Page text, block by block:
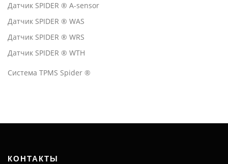
Датчик SPIDER ® A-sensor
Датчик SPIDER ® WAS
Датчик SPIDER ® WRS
Датчик SPIDER ® WTH
Система TPMS Spider ®
КОНТАКТЫ